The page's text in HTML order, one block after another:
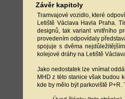
Závěr kapitoly
Tramvajové vozidlo, které
Letiště Václava Havla Praha.
designů, tak variant vnitřního
provedením odpovídaly
spojuje s dvěma
kolejové dráhy na Letiště
Jako nedostatek lze vnímat
MHD z této stanice však budou
kde by mělo být parkoviště